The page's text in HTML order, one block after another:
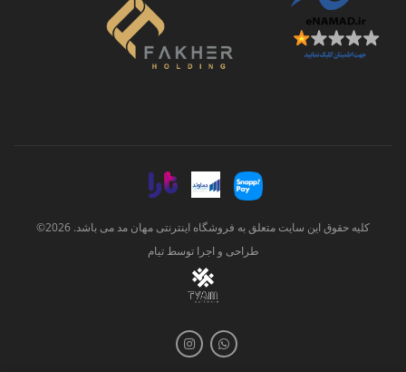
کلیه حقوق این سایت متعلق به فروشگاه اینترنتی مهان مد می باشد. 2026©
طراحی و اجرا توسطتیام